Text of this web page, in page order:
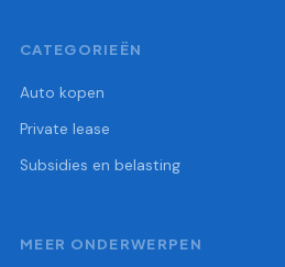
CATEGORIEËN
Auto kopen
Private lease
Subsidies en belasting
MEER ONDERWERPEN